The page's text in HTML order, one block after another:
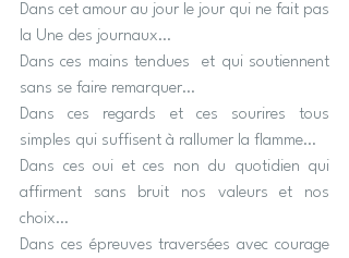
Dans cet amour au jour le jour qui ne fait pas
la Une des journaux…
Dans ces mains tendues  et qui soutiennent
sans se faire remarquer…
Dans ces regards et ces sourires tous
simples qui suffisent à rallumer la flamme…
Dans ces oui et ces non du quotidien qui
affirment sans bruit nos valeurs et nos
choix…
Dans ces épreuves traversées avec courage